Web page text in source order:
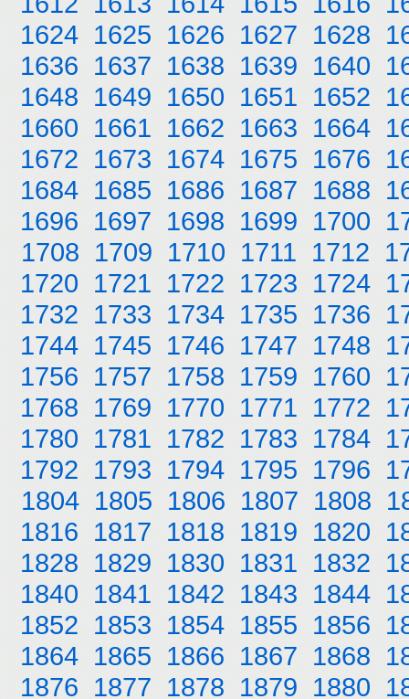
1624 1625 1626 1627 1628
1636 1637 1638 1639 1640
1648 1649 1650 1651 1652
1660 1661 1662 1663 1664
1672 1673 1674 1675 1676
1684 1685 1686 1687 1688
1696 1697 1698 1699 1700
1708 1709 1710 1711 1712
1720 1721 1722 1723 1724
1732 1733 1734 1735 1736
1744 1745 1746 1747 1748
1756 1757 1758 1759 1760
1768 1769 1770 1771 1772
1780 1781 1782 1783 1784
1792 1793 1794 1795 1796
1804 1805 1806 1807 1808
1816 1817 1818 1819 1820
1828 1829 1830 1831 1832
1840 1841 1842 1843 1844
1852 1853 1854 1855 1856
1864 1865 1866 1867 1868
1876 1877 1878 1879 1880